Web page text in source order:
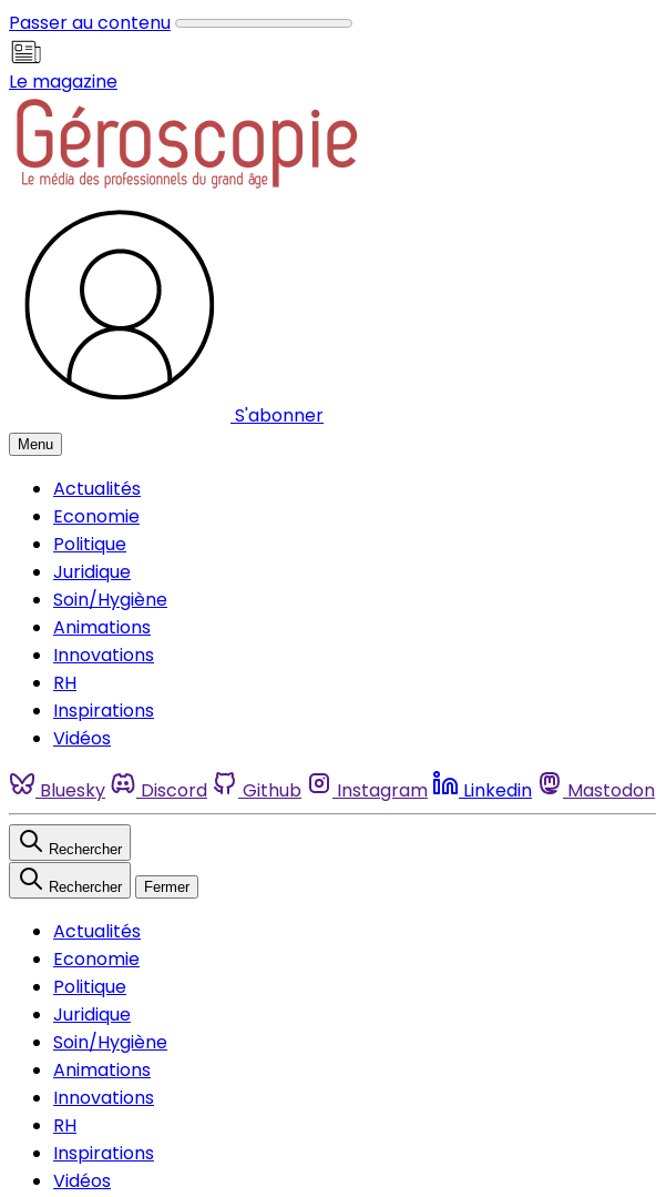
Passer au contenu
Le magazine
S'abonner
Menu
Actualités
Economie
Politique
Juridique
Soin/Hygiène
Animations
Innovations
RH
Inspirations
Vidéos
Bluesky Discord Github Instagram Linkedin Mastodon
Rechercher
Rechercher Fermer
Actualités
Economie
Politique
Juridique
Soin/Hygiène
Animations
Innovations
RH
Inspirations
Vidéos
Panneau de gestion des cookies